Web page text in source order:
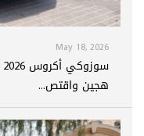
May 18, 2026
هجين واقتص...